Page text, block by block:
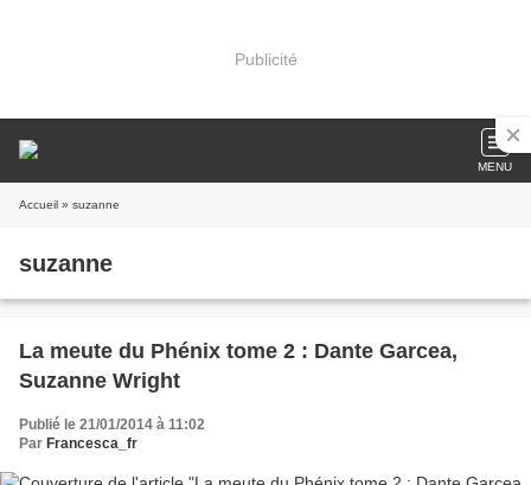
Publicité
MENU
Accueil » suzanne
suzanne
La meute du Phénix tome 2 : Dante Garcea,
Suzanne Wright
Publié le 21/01/2014 à 11:02
Par Francesca_fr